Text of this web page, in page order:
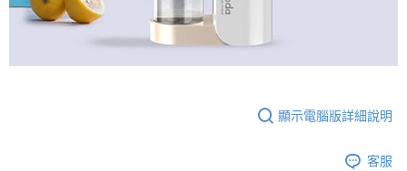
顯示電腦版詳細說明
客服